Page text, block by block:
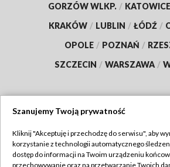
GORZÓW WLKP. / KATOWICE
KRAKÓW / LUBLIN / ŁÓDŹ /
OPOLE / POZNAŃ /
SZCZECIN / WARSZAWA /
TVP
Szanujemy Twoją prywatność
Kliknij "Akceptuję i przechodzę do serwisu", aby
korzystanie z technologii automatycznego
dostęp do informacji na Twoim urządzeniu
przechowywanie oraz na przetwarzanie Twoich